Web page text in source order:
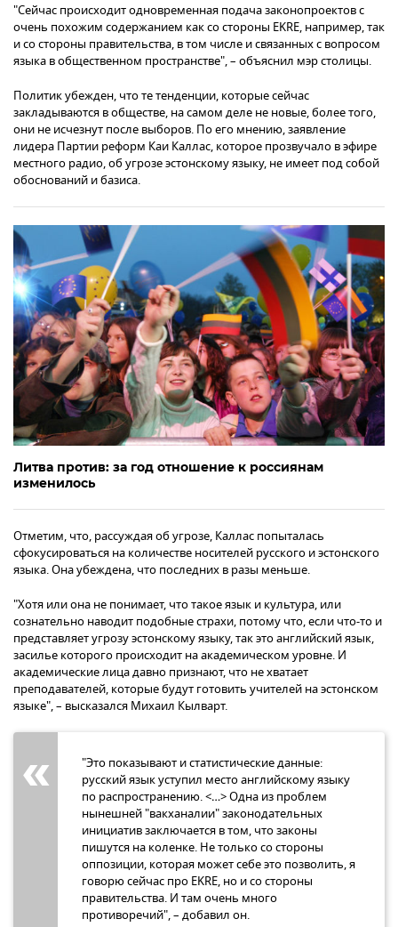
"Сейчас происходит одновременная подача законопроектов с
очень похожим содержанием как со стороны EKRE, например, так
и со стороны правительства, в том числе и связанных с вопросом
языка в общественном пространстве", – объяснил мэр столицы.
Политик убежден, что те тенденции, которые сейчас
закладываются в обществе, на самом деле не новые, более того,
они не исчезнут после выборов. По его мнению, заявление
лидера Партии реформ Каи Каллас, которое прозвучало в эфире
местного радио, об угрозе эстонскому языку, не имеет под собой
обоснований и базиса.
Литва против: за год отношение к россиянам
изменилось
Отметим, что, рассуждая об угрозе, Каллас попыталась
сфокусироваться на количестве носителей русского и эстонского
языка. Она убеждена, что последних в разы меньше.
"Хотя или она не понимает, что такое язык и культура, или
сознательно наводит подобные страхи, потому что, если что-то и
представляет угрозу эстонскому языку, так это английский язык,
засилье которого происходит на академическом уровне. И
академические лица давно признают, что не хватает
преподавателей, которые будут готовить учителей на эстонском
языке", – высказался Михаил Кылварт.
"Это показывают и статистические данные:
русский язык уступил место английскому языку
по распространению. <…> Одна из проблем
нынешней "вакханалии" законодательных
инициатив заключается в том, что законы
пишутся на коленке. Не только со стороны
оппозиции, которая может себе это позволить, я
говорю сейчас про EKRE, но и со стороны
правительства. И там очень много
противоречий", – добавил он.